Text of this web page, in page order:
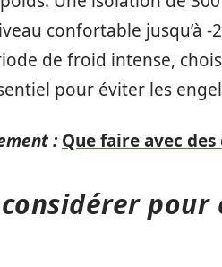
confortable jusqu’à -
de froid intense,
pour éviter les
: Que faire avec
pour